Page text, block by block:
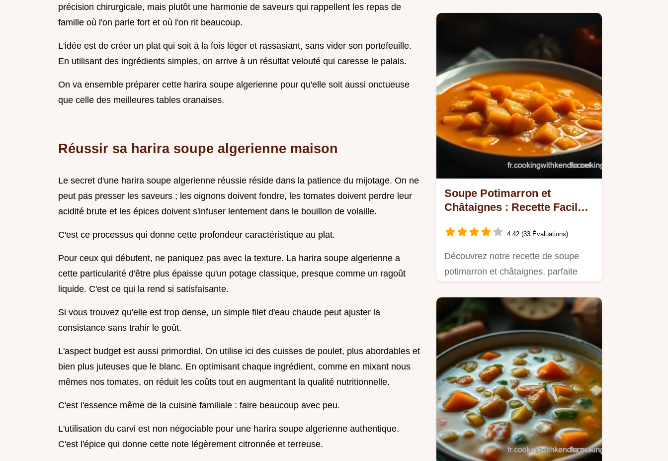
précision chirurgicale, mais plutôt une harmonie de saveurs qui rappellent les repas de
famille où l'on parle fort et où l'on rit beaucoup.
L'idée est de créer un plat qui soit à la fois léger et rassasiant, sans vider son portefeuille.
En utilisant des ingrédients simples, on arrive à un résultat velouté qui caresse le palais.
On va ensemble préparer cette harira soupe algerienne pour qu'elle soit aussi onctueuse
que celle des meilleures tables oranaises.
Réussir sa harira soupe algerienne maison
Le secret d'une harira soupe algerienne réussie réside dans la patience du mijotage. On ne
peut pas presser les saveurs ; les oignons doivent fondre, les tomates doivent perdre leur
acidité brute et les épices doivent s'infuser lentement dans le bouillon de volaille.
C'est ce processus qui donne cette profondeur caractéristique au plat.
Pour ceux qui débutent, ne paniquez pas avec la texture. La harira soupe algerienne a
cette particularité d'être plus épaisse qu'un potage classique, presque comme un ragoût
liquide. C'est ce qui la rend si satisfaisante.
Si vous trouvez qu'elle est trop dense, un simple filet d'eau chaude peut ajuster la
consistance sans trahir le goût.
L'aspect budget est aussi primordial. On utilise ici des cuisses de poulet, plus abordables et
bien plus juteuses que le blanc. En optimisant chaque ingrédient, comme en mixant nous
mêmes nos tomates, on réduit les coûts tout en augmentant la qualité nutritionnelle.
C'est l'essence même de la cuisine familiale : faire beaucoup avec peu.
L'utilisation du carvi est non négociable pour une harira soupe algerienne authentique.
C'est l'épice qui donne cette note légèrement citronnée et terreuse.
Soupe Potimarron et
Châtaignes : Recette Facile
l'Automne
4.42 (33 Évaluations)
Découvrez notre recette de soupe
potimarron et châtaignes, parfaite